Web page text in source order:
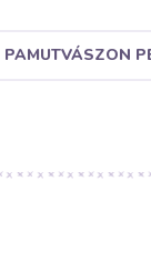
PAMUTVÁSZON